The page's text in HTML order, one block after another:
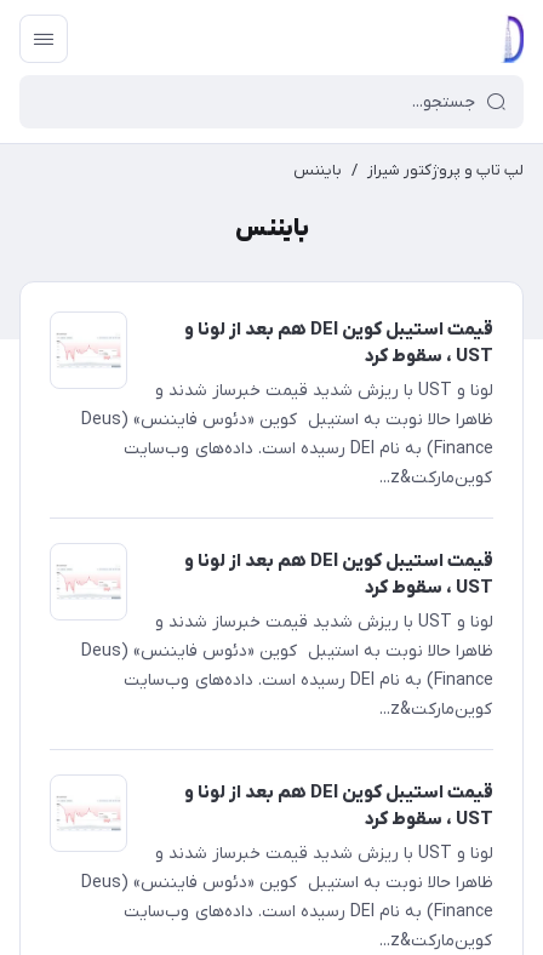
لپ تاپ و پروژکتور شیراز / بایننس
بایننس
قیمت استیبل کوین DEI هم بعد از لونا و
UST‌ ، سقوط کرد
لونا و UST با ریزش شدید قیمت خبرساز شدند و
ظاهرا حالا نوبت به استیبل کوین «دئوس فایننس» (Deus
Finance) به نام DEI رسیده است. داده‌های وب‌سایت
کوین‌مارکت&z...
قیمت استیبل کوین DEI هم بعد از لونا و
UST‌ ، سقوط کرد
لونا و UST با ریزش شدید قیمت خبرساز شدند و
ظاهرا حالا نوبت به استیبل کوین «دئوس فایننس» (Deus
Finance) به نام DEI رسیده است. داده‌های وب‌سایت
کوین‌مارکت&z...
قیمت استیبل کوین DEI هم بعد از لونا و
UST‌ ، سقوط کرد
لونا و UST با ریزش شدید قیمت خبرساز شدند و
ظاهرا حالا نوبت به استیبل کوین «دئوس فایننس» (Deus
Finance) به نام DEI رسیده است. داده‌های وب‌سایت
کوین‌مارکت&z...